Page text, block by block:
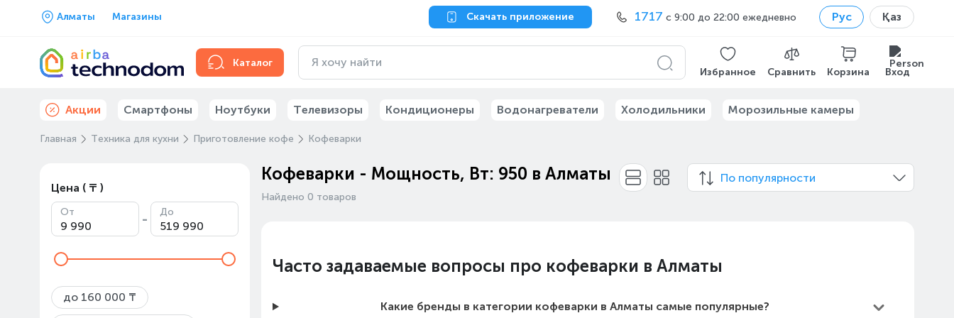
Алматы Магазины Скачать приложение 1717 с 9:00 до 22:00 ежедневно Рус Қаз
Каталог
Избранное Сравнить Корзина Вход
Акции Смартфоны Ноутбуки Телевизоры Кондиционеры Водонагреватели Холодильники Морозильные камеры
Главная Техника для кухни Приготовление кофе Кофеварки
Цена ( ₸ )
От - До
до 160 000 ₸
Кофеварки - Мощность, Вт: 950 в Алматы
Найдено 0 товаров
По популярности
Часто задаваемые вопросы про кофеварки в Алматы
Какие бренды в категории кофеварки в Алматы самые популярные?